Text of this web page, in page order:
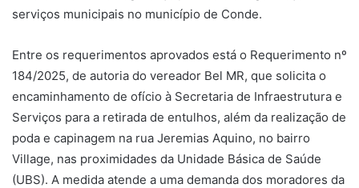
serviços municipais no município de Conde.
Entre os requerimentos aprovados está o Requerimento nº
184/2025, de autoria do vereador Bel MR, que solicita o
encaminhamento de ofício à Secretaria de Infraestrutura e
Serviços para a retirada de entulhos, além da realização de
poda e capinagem na rua Jeremias Aquino, no bairro
Village, nas proximidades da Unidade Básica de Saúde
(UBS). A medida atende a uma demanda dos moradores da